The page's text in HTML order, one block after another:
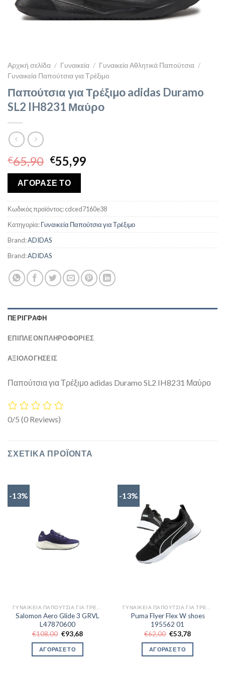
Αρχική σελίδα / Γυναικεία / Γυναικεία Αθλητικά Παπούτσια /
Γυναικεία Παπούτσια για Τρέξιμο
Παπούτσια για Τρέξιμο adidas Duramo
SL2 IH8231 Μαύρο
€65,90 Original
price
was:
€65,90.
€55,99Η
€55,99.
ΑΓΟΡΑΣΕ ΤΟ
Κωδικός προϊόντος:cdced7160e38
Κατηγορία:Γυναικεία Παπούτσια για Τρέξιμο
Brand:ADIDAS
Brand:ADIDAS
ΠΕΡΙΓΡΑΦΉ
ΕΠΙΠΛΈΟΝ ΠΛΗΡΟΦΟΡΊΕΣ
ΑΞΙΟΛΟΓΗΣΕΙΣ
Παπούτσια για Τρέξιμο adidas Duramo SL2 IH8231 Μαύρο
0/5 (0 Reviews)
ΣΧΕΤΙΚΆ ΠΡΟΪΌΝΤΑ
-13%
ΓΥΝΑΙΚΕΊΑ ΠΑΠΟΎΤΣΙΑ ΓΙΑ ΤΡΈΞΙΜΟ
Salomon Aero Glide 3 GRVL
L47870600
€108,00 Original
price
was:
€108,00.
€93,68Η
€93,68.
ΑΓΟΡΑΣΕ ΤΟ
-13%
ΓΥΝΑΙΚΕΊΑ ΠΑΠΟΎΤΣΙΑ ΓΙΑ ΤΡΈΞΙΜΟ
Puma Flyer Flex W shoes
195562 01
€62,00 Original
price
was:
€62,00.
€53,78Η
τιμή
€53,78.
ΑΓΟΡΑΣΕ ΤΟ